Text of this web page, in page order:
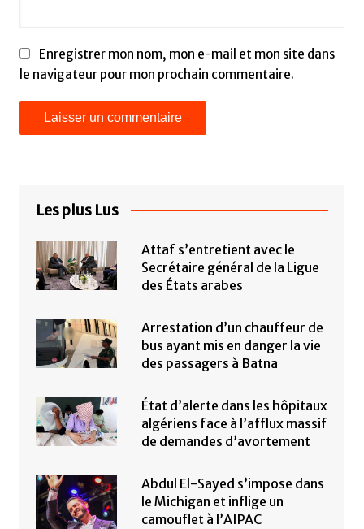
Enregistrer mon nom, mon e-mail et mon site dans
le navigateur pour mon prochain commentaire.
Les plus Lus
Attaf s’entretient avec le
Secrétaire général de la Ligue
des États arabes
Arrestation d’un chauffeur de
bus ayant mis en danger la vie
des passagers à Batna
État d’alerte dans les hôpitaux
algériens face à l’afflux massif
de demandes d’avortement
Abdul El-Sayed s’impose dans
le Michigan et inflige un
camouflet à l’AIPAC